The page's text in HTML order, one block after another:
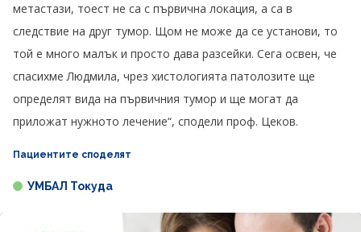
метастази, тоест не са с първична локация, а са в
следствие на друг тумор. Щом не може да се установи, то
той е много малък и просто дава разсейки. Сега освен, че
спасихме Людмила, чрез хистологията патолозите ще
определят вида на първичния тумор и ще могат да
приложат нужното лечение“, сподели проф. Цеков.
Пациентите споделят
УМБАЛ Токуда